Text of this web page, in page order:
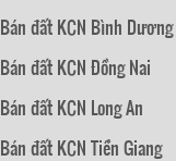
Bán đất KCN Bình Dương
Bán đất KCN Đồng Nai
Bán đất KCN Long An
Bán đất KCN Tiền Giang